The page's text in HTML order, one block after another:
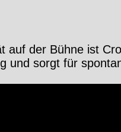
auf der Bühne ist
und sorgt für